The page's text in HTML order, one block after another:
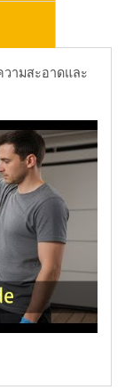
วามสะอาดและ
ณ์ดำน้ำ Scuba-